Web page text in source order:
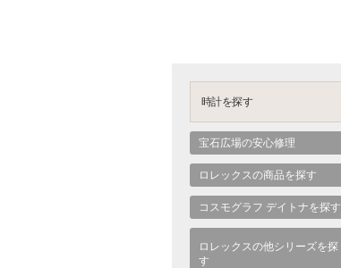
時計を探す
宝石広場の安心修理
ロレックスの商品を探す
コスモグラフ デイトナを探す
ロレックスの他シリーズを探
す